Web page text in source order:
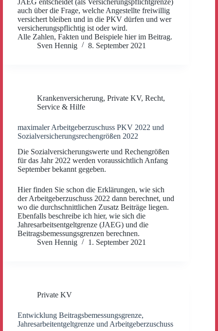
auch über die Frage, welche Angestellte freiwillig
versichert bleiben und in die PKV dürfen und wer
versicherungspflichtig ist oder wird.
Alle Zahlen, Fakten und Beispiele hier im Beitrag.
Sven Hennig
8. September 2021
Krankenversicherung, Private KV, Recht,
Service & Hilfe
maximaler Arbeitgeberzuschuss PKV 2022 und
Sozialversicherungsrechengrößen 2022
Die Sozialversicherungswerte und Rechengrößen
für das Jahr 2022 werden voraussichtlich Anfang
September bekannt gegeben.
Hier finden Sie schon die Erklärungen, wie sich
der Arbeitgeberzuschuss 2022 dann berechnet, und
wo die durchschnittlichen Zusatz Beiträge liegen.
Ebenfalls beschreibe ich hier, wie sich die
Jahresarbeitsentgeltgrenze (JAEG) und die
Beitragsbemessungsgrenzen berechnen.
Sven Hennig
1. September 2021
Private KV
Entwicklung Beitragsbemessungsgrenze,
Jahresarbeitentgeltgrenze und Arbeitgeberzuschuss